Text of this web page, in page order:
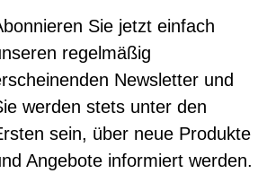
Sie jetzt einfach
regelmäßig
Newsletter und
werden stets unter den
sein, über neue Produkte
Angebote informiert werden.